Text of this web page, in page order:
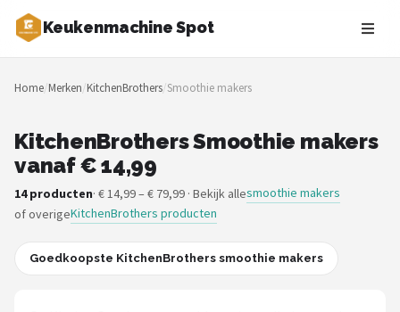
Keukenmachine Spot
Zoeken
NAVIGATIE
Merken
Blog
MasterChef
Home/Merken/KitchenBrothers/Smoothie makers
KitchenBrothers Smoothie makers
vanaf € 14,99
14 producten· € 14,99 – € 79,99 · Bekijk allesmoothie makers
of overigeKitchenBrothers producten
Goedkoopste KitchenBrothers smoothie makers